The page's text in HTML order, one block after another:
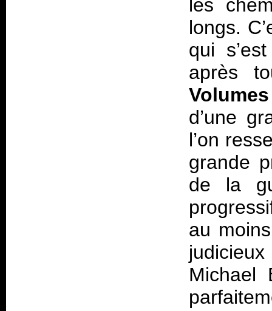
les
longs.
qui
après
Volumes
d’une
l’on
grande
de la
au
Michael